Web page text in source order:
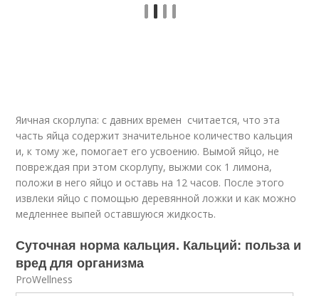
Яичная скорлупа: с давних времен считается, что эта
часть яйца содержит значительное количество кальция
и, к тому же, помогает его усвоению. Вымой яйцо, не
повреждая при этом скорлупу, выжми сок 1 лимона,
положи в него яйцо и оставь на 12 часов. После этого
извлеки яйцо с помощью деревянной ложки и как можно
медленнее выпей оставшуюся жидкость.
Суточная норма кальция. Кальций: польза и
вред для организма
ProWellness